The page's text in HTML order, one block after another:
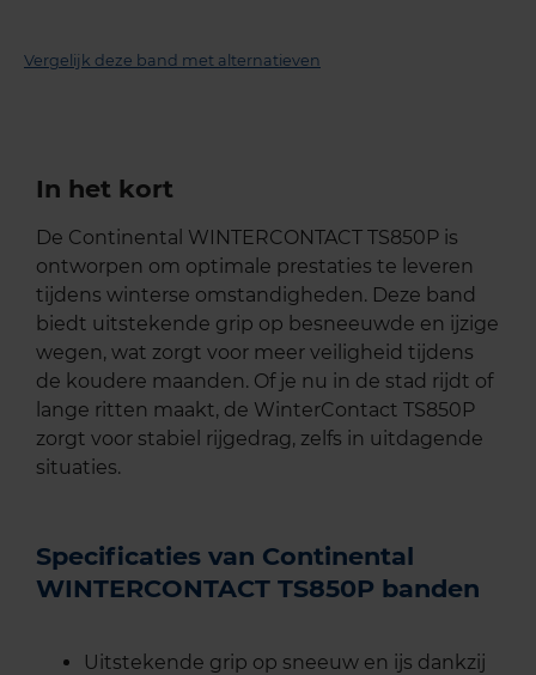
Vergelijk deze band met alternatieven
In het kort
De Continental WINTERCONTACT TS850P is
ontworpen om optimale prestaties te leveren
tijdens winterse omstandigheden. Deze band
biedt uitstekende grip op besneeuwde en ijzige
wegen, wat zorgt voor meer veiligheid tijdens
de koudere maanden. Of je nu in de stad rijdt of
lange ritten maakt, de WinterContact TS850P
zorgt voor stabiel rijgedrag, zelfs in uitdagende
situaties.
Specificaties van Continental
WINTERCONTACT TS850P banden
Uitstekende grip op sneeuw en ijs dankzij